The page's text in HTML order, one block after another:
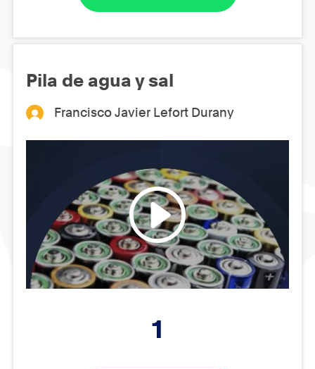
Pila de agua y sal
Francisco Javier Lefort Durany
1